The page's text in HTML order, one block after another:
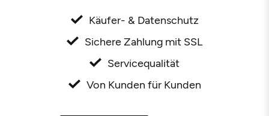
Käufer- & Datenschutz
Sichere Zahlung mit SSL
Servicequalität
Von Kunden für Kunden